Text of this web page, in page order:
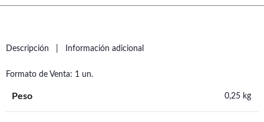
Descripción Información adicional
Formato de Venta: 1 un.
Peso 0,25 kg